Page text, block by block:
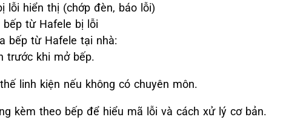
lỗi hiển thị (chớp đèn, báo lỗi)
bếp từ Hafele bị lỗi
bếp từ Hafele tại nhà:
trước khi mở bếp.
linh kiện nếu không có chuyên môn.
kèm theo bếp để hiểu mã lỗi và cách xử lý cơ bản.